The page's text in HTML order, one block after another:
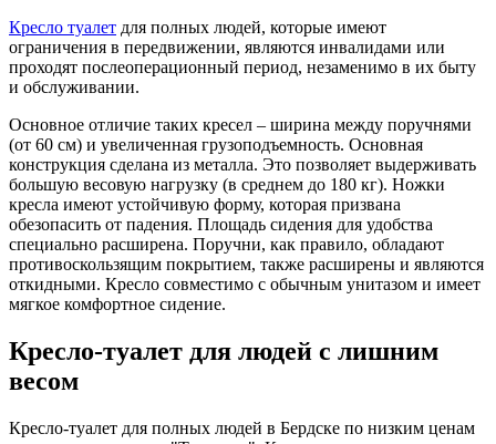
Кресло туалет для полных людей, которые имеют
ограничения в передвижении, являются инвалидами или
проходят послеоперационный период, незаменимо в их быту
и обслуживании.
Основное отличие таких кресел – ширина между поручнями
(от 60 см) и увеличенная грузоподъемность. Основная
конструкция сделана из металла. Это позволяет выдерживать
большую весовую нагрузку (в среднем до 180 кг). Ножки
кресла имеют устойчивую форму, которая призвана
обезопасить от падения. Площадь сидения для удобства
специально расширена. Поручни, как правило, обладают
противоскользящим покрытием, также расширены и являются
откидными. Кресло совместимо с обычным унитазом и имеет
мягкое комфортное сидение.
Кресло-туалет для людей с лишним
весом
Кресло-туалет для полных людей в Бердске по низким ценам